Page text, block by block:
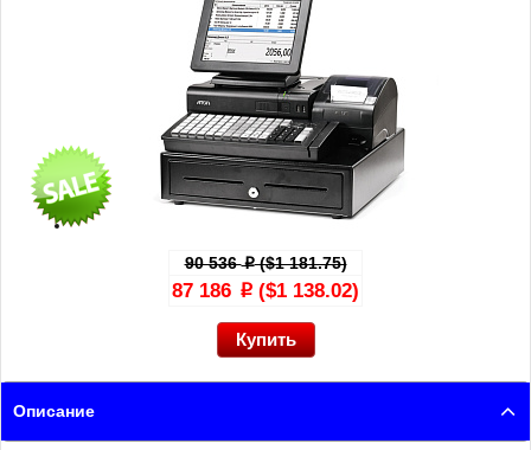
90 536p($1 181.75)
87 186 p ($1 138.02)
Описание